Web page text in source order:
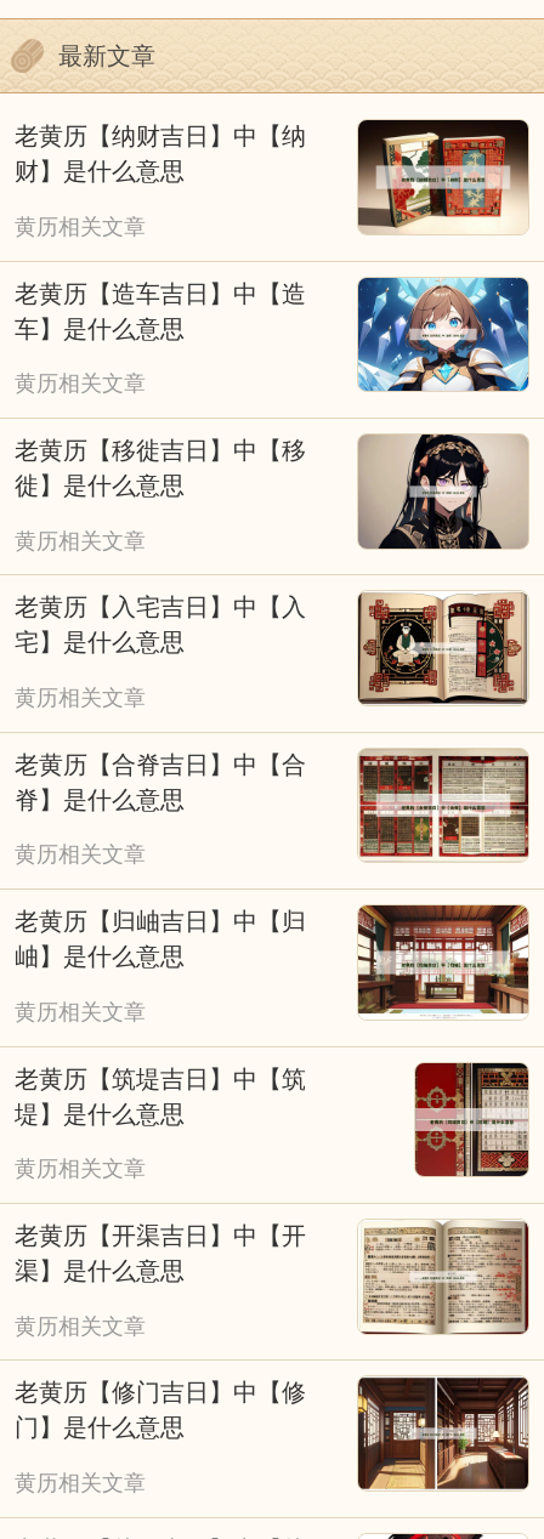
庭院改造等重大工程，日常家居小修缮无需严
格遵循；“忌婚嫁”则主要避开与新人相冲、神
煞不利的日子，若遇特殊情况，可结合民俗祈
福仪式灵活调整。
我们应理性看待择吉黄历，它是传统文化的
传承。它既承载着古人顺应自然、趋吉避凶的
生活理念，也融入了不同时代的民俗特色，成
为连接传统与当下的文化纽带。无论是过去还
是现在，人们使用黄历的本质，都是对美好生
活的期许，而非单纯依赖吉凶标注的盲目跟
风。无需盲目依赖，可将其作为参考，结合科
学规划与积极心态，兼顾传统民俗与现代生活
节奏，让择吉成为美好期许的寄托，而非行动
的桎梏。
最新文章
老黄历【纳财吉日】中【纳
财】是什么意思
黄历相关文章
老黄历【造车吉日】中【造
车】是什么意思
黄历相关文章
老黄历【移徙吉日】中【移
徙】是什么意思
黄历相关文章
老黄历【入宅吉日】中【入
宅】是什么意思
黄历相关文章
老黄历【合脊吉日】中【合
脊】是什么意思
黄历相关文章
老黄历【归岫吉日】中【归
岫】是什么意思
黄历相关文章
老黄历【筑堤吉日】中【筑
堤】是什么意思
黄历相关文章
老黄历【开渠吉日】中【开
渠】是什么意思
黄历相关文章
老黄历【修门吉日】中【修
门】是什么意思
黄历相关文章